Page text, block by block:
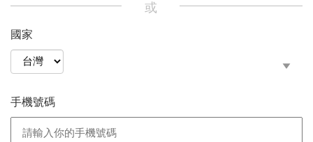
或
國家
手機號碼